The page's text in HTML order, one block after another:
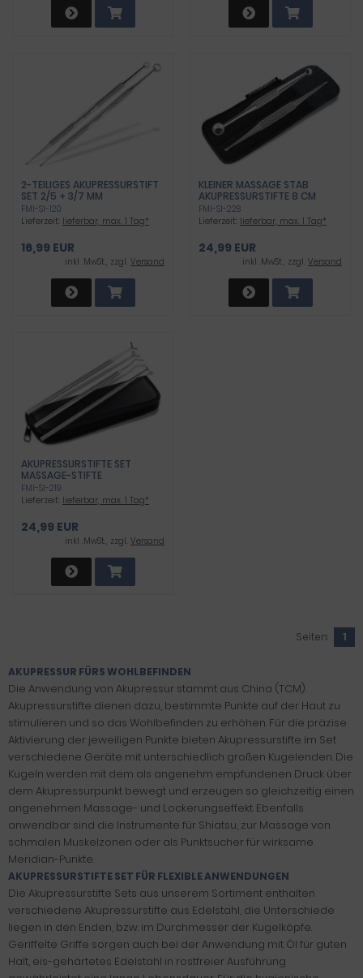
2-TEILIGES AKUPRESSURSTIFT
SET 2/5 + 3/7 MM
AKUPUNKTURSTAB
PUNKTSUCHER MASSAGE
STIFT - EDELSTAHL ROSTFREI
FMI-SI-120
Lieferzeit: lieferbar, max. 1 Tag*
16,99 EUR
inkl .MwSt., zzgl. Versand
KLEINER MASSAGE STAB
AKUPRESSURSTIFTE 8 CM
MASSAGESTICK PUNKTSUCHER
SET 1/2 MM UND 3/7 MM
STÄBCHEN STAB 8 CM MIT
ETUI ZUR AUFBEWAHRUNG
FMI-SI-228
Lieferzeit: lieferbar, max. 1 Tag*
24,99 EUR
inkl .MwSt., zzgl. Versand
AKUPRESSURSTIFTE SET
MASSAGE-STIFTE
AKUPUNKTUR MASSAGE-STAB
AUS ROSTFREIEM EDELSTAHL
FMI-SI-219
Lieferzeit: lieferbar, max. 1 Tag*
24,99 EUR
inkl .MwSt., zzgl. Versand
Seiten: 1
AKUPRESSUR FÜRS WOHLBEFINDEN
Die Anwendung von Akupressur stammt aus China (TCM).
Akupressurstifte dienen dazu, bestimmte Punkte auf der Haut zu
stimulieren und so das Wohlbefinden zu erhöhen. Für die präzise
Aktivierung der jeweiligen Punkte bieten Akupressurstifte im Set
verschiedene Geräte mit unterschiedlich großen Kugelenden. Die
Kugeln werden mit dem als angenehm empfundenen Druck über
dem Akupressurpunkt bewegt und erzeugen so gleichzeitig einen
angenehmen Massage- und Lockerungseffekt. Ebenfalls
anwendbar sind die Instrumente für Shiatsu, zur Massage von
schmalen Muskelzonen oder als Punktsucher für wirksame
Meridian-Punkte.
AKUPRESSURSTIFTE SET FÜR FLEXIBLE ANWENDUNGEN
Die Akupressurstifte Sets aus unserem Sortiment enthalten
verschiedene Akupressurstifte aus Edelstahl, die Unterschiede
liegen in den Enden, bzw. im Durchmesser der Kugelköpfe.
Geriffelte Griffe sorgen auch bei der Anwendung mit Öl für guten
Halt, eis-gehärtetes Edelstahl in rostfreier Ausführung